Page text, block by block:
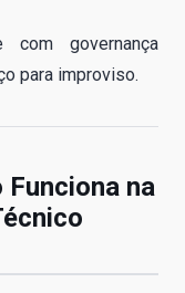
governança
para improviso.
Funciona na